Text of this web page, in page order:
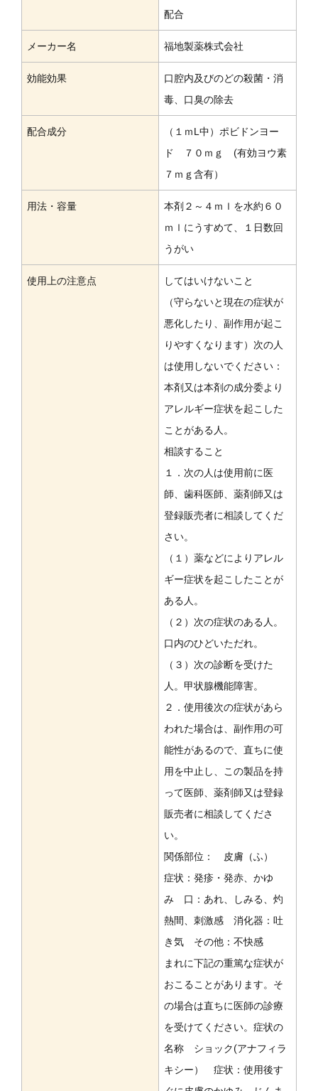
配合
メーカー名 福地製薬株式会社
効能効果
口腔内及びのどの殺菌・消
毒、口臭の除去
配合成分
（１ｍL中）ポビドンヨー
ド ７０ｍｇ (有効ヨウ素
７ｍｇ含有）
用法・容量
本剤２～４ｍｌを水約６０
ｍｌにうすめて、１日数回
うがい
使用上の注意点
してはいけないこと
（守らないと現在の症状が
悪化したり、副作用が起こ
りやすくなります）次の人
は使用しないでください：
本剤又は本剤の成分委より
アレルギー症状を起こした
ことがある人。
相談すること
１．次の人は使用前に医
師、歯科医師、薬剤師又は
登録販売者に相談してくだ
さい。
（１）薬などによりアレル
ギー症状を起こしたことが
ある人。
（２）次の症状のある人。
口内のひどいただれ。
（３）次の診断を受けた
人。甲状腺機能障害。
２．使用後次の症状があら
われた場合は、副作用の可
能性があるので、直ちに使
用を中止し、この製品を持
って医師、薬剤師又は登録
販売者に相談してくださ
い。
関係部位： 皮膚（ふ）
症状：発疹・発赤、かゆ
み 口：あれ、しみる、灼
熱間、刺激感 消化器：吐
き気 その他：不快感
まれに下記の重篤な症状が
おこることがあります。そ
の場合は直ちに医師の診療
を受けてください。症状の
名称 ショック(アナフィラ
キシー） 症状：使用後す